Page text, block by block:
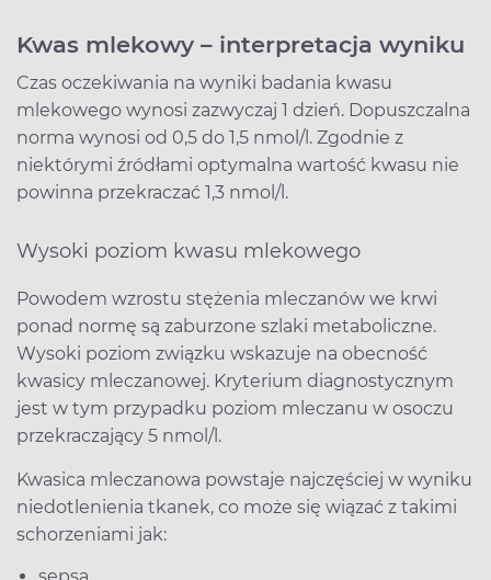
Kwas mlekowy – interpretacja wyniku
Czas oczekiwania na wyniki badania kwasu
mlekowego wynosi zazwyczaj 1 dzień. Dopuszczalna
norma wynosi od 0,5 do 1,5 nmol/l. Zgodnie z
niektórymi źródłami optymalna wartość kwasu nie
powinna przekraczać 1,3 nmol/l.
Wysoki poziom kwasu mlekowego
Powodem wzrostu stężenia mleczanów we krwi
ponad normę są zaburzone szlaki metaboliczne.
Wysoki poziom związku wskazuje na obecność
kwasicy mleczanowej. Kryterium diagnostycznym
jest w tym przypadku poziom mleczanu w osoczu
przekraczający 5 nmol/l.
Kwasica mleczanowa powstaje najczęściej w wyniku
niedotlenienia tkanek, co może się wiązać z takimi
schorzeniami jak: